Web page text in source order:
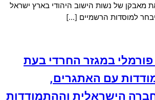
מאבקן של נשות הישוב היהודי בארץ ישראל
למוסדות הרשמיים […]
פורמלי במגזר החרדי בעת
עם האתגרים,
הישראלית וההתמודדות